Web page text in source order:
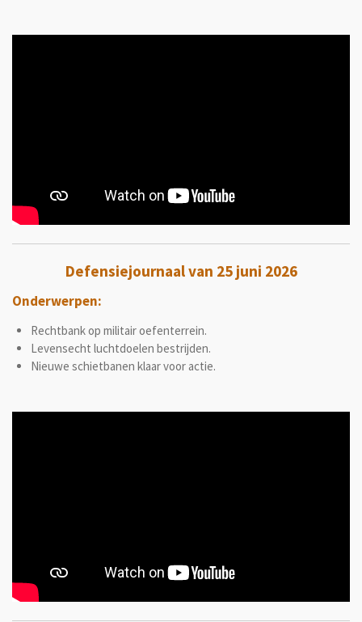
Defensiejournaal van 25 juni 2026
Onderwerpen:
Rechtbank op militair oefenterrein.
Levensecht luchtdoelen bestrijden.
Nieuwe schietbanen klaar voor actie.